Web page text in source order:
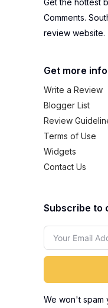
Get the hottest
Comments.
review website.
Get more info
Write a Review
Blogger List
Review
Terms of Use
Widgets
Contact Us
Subscribe to
We won't spam